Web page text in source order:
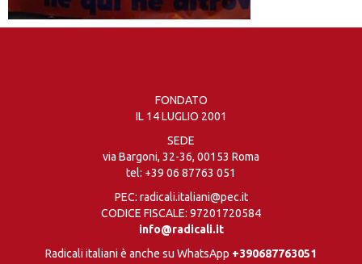
FONDATO
IL 14 LUGLIO 2001
SEDE
via Bargoni, 32-36, 00153 Roma
tel: +39 06 87763 051
PEC: radicali.italiani@pec.it
CODICE FISCALE: 97201720584
info@radicali.it
Radicali italiani è anche su WhatsApp +390687763051